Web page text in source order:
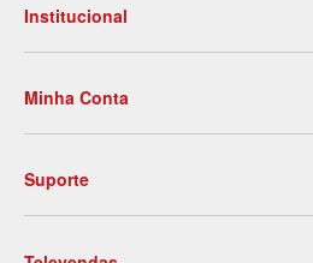
Institucional
Nossas Lojas
Serviços
Blog
Contato
Minha Conta
2ª Via de Boleto
Meus Pedidos
Suporte